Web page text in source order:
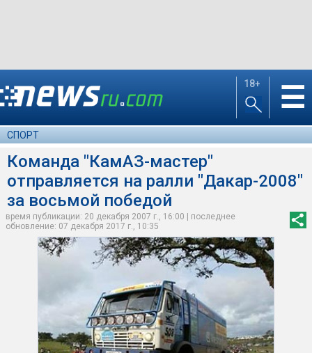
18+ ☰
СПОРТ
Команда "КамАЗ-мастер"
отправляется на ралли "Дакар-2008"
за восьмой победой
время публикации: 20 декабря 2007 г., 16:00 | последнее
обновление: 07 декабря 2017 г., 10:35